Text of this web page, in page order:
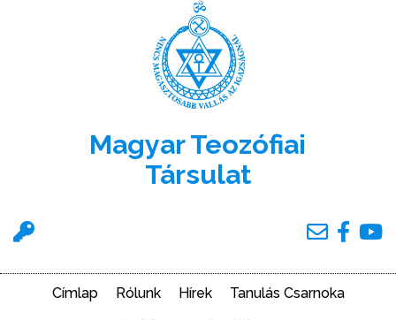
Felhasználói
Magyar Teozófiai
Társulat
Címlap Rólunk Hírek Tanulás Csarnoka